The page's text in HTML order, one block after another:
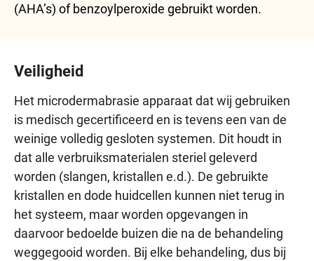
(AHA’s) of benzoylperoxide gebruikt worden.
Veiligheid
Het microdermabrasie apparaat dat wij gebruiken
is medisch gecertificeerd en is tevens een van de
weinige volledig gesloten systemen. Dit houdt in
dat alle verbruiksmaterialen steriel geleverd
worden (slangen, kristallen e.d.). De gebruikte
kristallen en dode huidcellen kunnen niet terug in
het systeem, maar worden opgevangen in
daarvoor bedoelde buizen die na de behandeling
weggegooid worden. Bij elke behandeling, dus bij